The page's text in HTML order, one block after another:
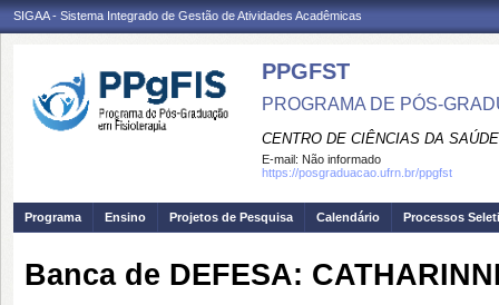
SIGAA - Sistema Integrado de Gestão de Atividades Acadêmicas
PPGFST
PROGRAMA DE PÓS-
CENTRO DE CIÊNCIAS DA SAÚDE
E-mail: Não informado
https://posgraduacao.ufrn.br/ppgfst
Programa Ensino Projetos de Pesquisa Calendário Processos
Banca de DEFESA: